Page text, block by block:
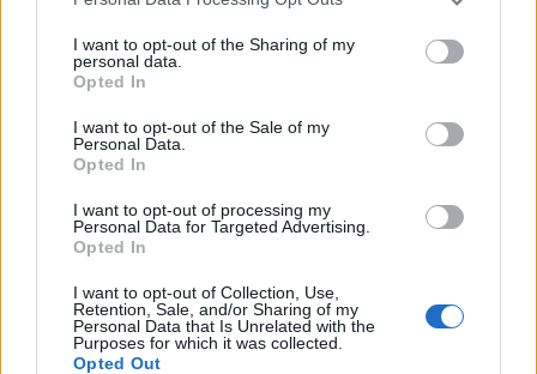
I want to opt-out of the Sharing of my
personal data.
Opted In
I want to opt-out of the Sale of my
Personal Data.
Opted In
I want to opt-out of processing my
Personal Data for Targeted Advertising.
Opted In
I want to opt-out of Collection, Use,
Retention, Sale, and/or Sharing of my
Personal Data that Is Unrelated with the
Purposes for which it was collected.
Opted Out
Ukraina arrin marrëveshje
me SHBA-në për furnizime
Videoja e rrallë e liderit
shëndetin e Mojtaba
Khameneit